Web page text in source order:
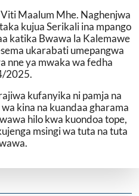
Maalum Mhe. Naghenjwa
kujua Serikali ina mpango
katika Bwawa la Kalemawe
ukarabati umepangwa
nne ya mwaka wa fedha
2025.
kufanyika ni pamja na
kina na kuandaa gharama
hilo kwa kuondoa tope,
msingi wa tuta na tuta